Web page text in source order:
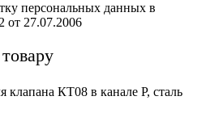
персональных данных в
от 27.07.2006
КТ08 в канале Р, сталь